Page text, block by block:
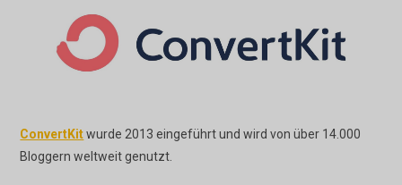
ConvertKitwurde 2013 eingeführt und wird von über 14.000
Bloggern weltweit genutzt.